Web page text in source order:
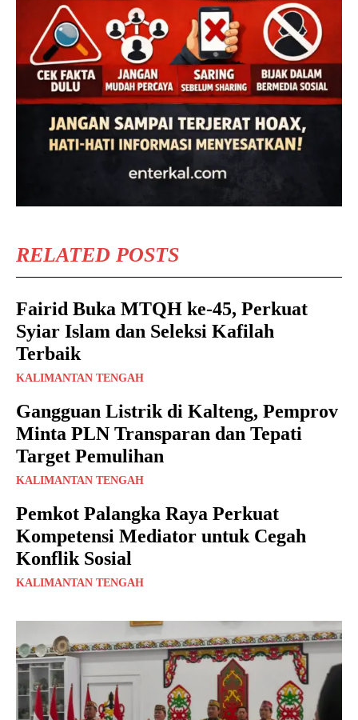
RELATED POSTS
Fairid Buka MTQH ke-45, Perkuat
Syiar Islam dan Seleksi Kafilah
Terbaik
KALIMANTAN TENGAH
Gangguan Listrik di Kalteng, Pemprov
Minta PLN Transparan dan Tepati
Target Pemulihan
KALIMANTAN TENGAH
Pemkot Palangka Raya Perkuat
Kompetensi Mediator untuk Cegah
Konflik Sosial
KALIMANTAN TENGAH